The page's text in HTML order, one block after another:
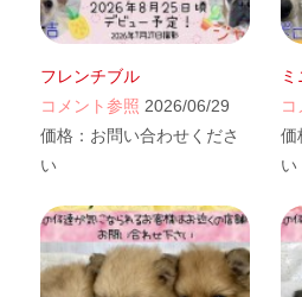
フレンチブル
コメント参照 2026/06/29
価格： お問い合わせくださ
い
価
い